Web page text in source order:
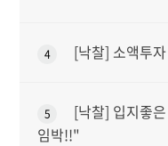
4 [낙찰] 소액투
5
[낙찰] 입지좋
임박!!"